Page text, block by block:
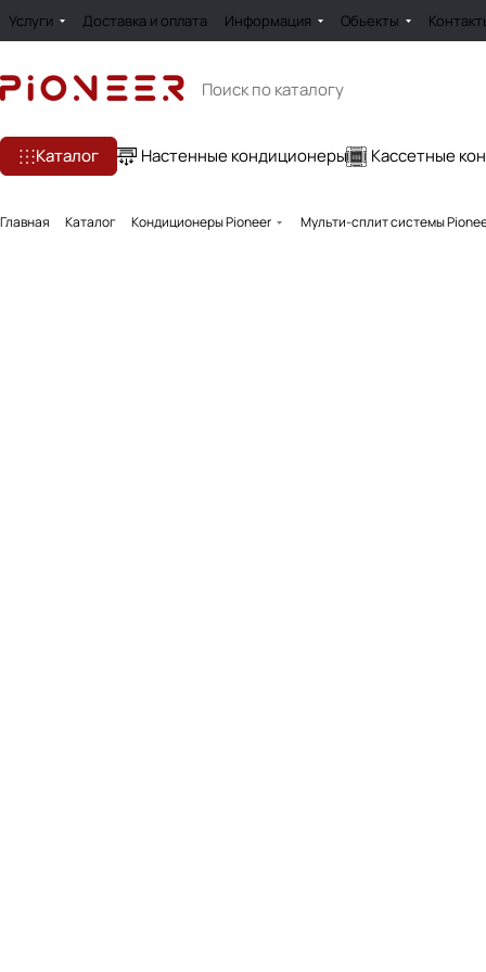
Услуги Доставка и оплата Информация Обьекты
Каталог Настенные кондиционеры Кассетные
Главная Каталог Кондиционеры Pioneer Мульти-сплит системы